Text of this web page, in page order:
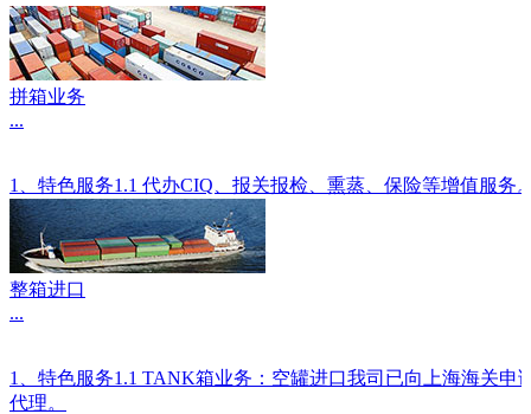
拼箱业务
...
1、特色服务1.1 代办CIQ、报关报检、熏蒸、保险等增值服
整箱进口
...
1、特色服务1.1 TANK箱业务：空罐进口我司已向上海海关
代理。